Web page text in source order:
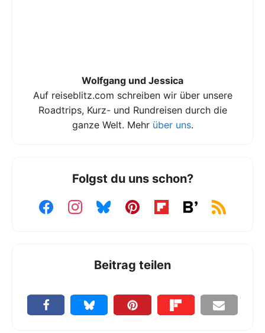
Wolfgang und Jessica
Auf reiseblitz.com schreiben wir über unsere
Roadtrips, Kurz- und Rundreisen durch die
ganze Welt. Mehr über uns.
Folgst du uns schon?
Beitrag teilen